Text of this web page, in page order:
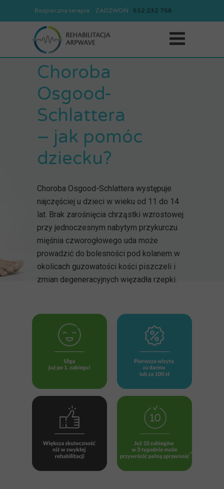
Bezpieczna terapia. ZADZWOŃ 512 232 756
REJESTRACJA 512 232 756
Choroba
Osgood-
Schlattera
– jak pomóc
dziecku?
Choroba Osgood-Schlattera występuje
najczęściej u dzieci w wieku od 11 do 14
lat. Brak zarośnięcia chrząstki wzrostowej
przy jednoczesnym nabytym przykurczu
mięśnia czworogłowego uda może
prowadzić do bolesności pod kolanem w
okolicach guzowatości kości piszczeli i
zmian degeneracyjnych więzadła rzepki.